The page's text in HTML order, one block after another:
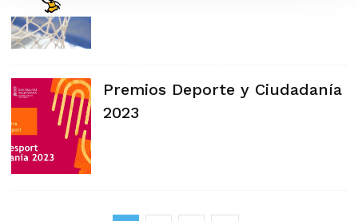
Premios Deporte y Ciudadanía
2023